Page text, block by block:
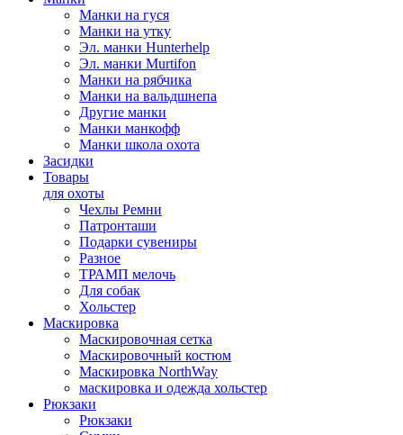
Манки на гуся
Манки на утку
Эл. манки Hunterhelp
Эл. манки Murtifon
Манки на рябчика
Манки на вальдшнепа
Другие манки
Манки манкофф
Манки школа охота
Засидки
Товары
для охоты
Чехлы Ремни
Патронташи
Подарки сувениры
Разное
ТРАМП мелочь
Для собак
Хольстер
Маскировка
Маскировочная сетка
Маскировочный костюм
Маскировка NorthWay
маскировка и одежда хольстер
Рюкзаки
Рюкзаки